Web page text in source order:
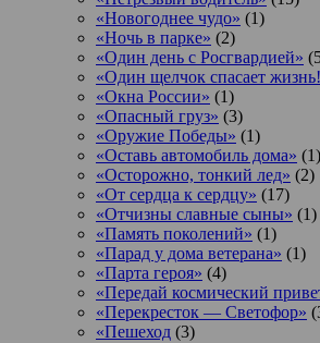
«Новогоднее чудо» (1)
«Ночь в парке» (2)
«Один день с Росгвардией»
«Один щелчок спасает
«Окна России» (1)
«Опасный груз» (3)
«Оружие Победы» (1)
«Оставь автомобиль дома» (1)
«Осторожно, тонкий лед» (2)
«От сердца к сердцу» (17)
«Отчизны славные сыны» (1)
«Память поколений» (1)
«Парад у дома ветерана» (1)
«Парта героя» (4)
«Передай космический
«Перекресток — Светофор»
«Пешеход (3)